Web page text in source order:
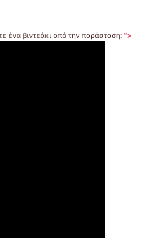
ένα βιντεάκι από την παράσταση: ">